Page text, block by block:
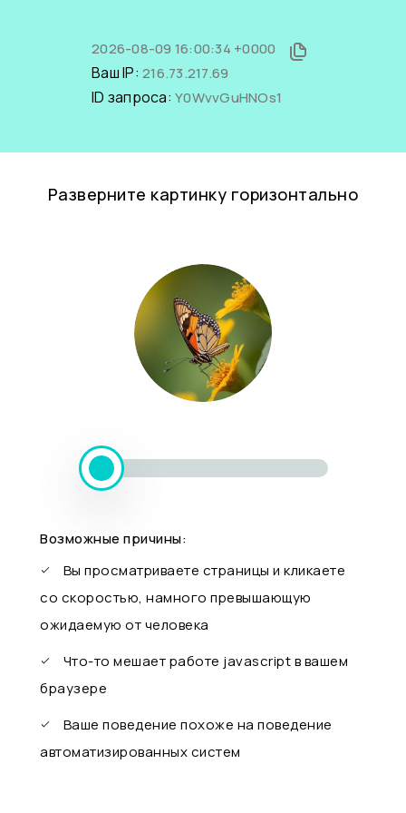
2026-08-09 16:00:34 +0000
Ваш IP: 216.73.217.69
ID запроса: Y0WvvGuHNOs1
Разверните картинку горизонтально
Возможные причины:
Вы просматриваете страницы и кликаете
со скоростью, намного превышающую
ожидаемую от человека
Что-то мешает работе javascript в вашем
браузере
Ваше поведение похоже на поведение
автоматизированных систем